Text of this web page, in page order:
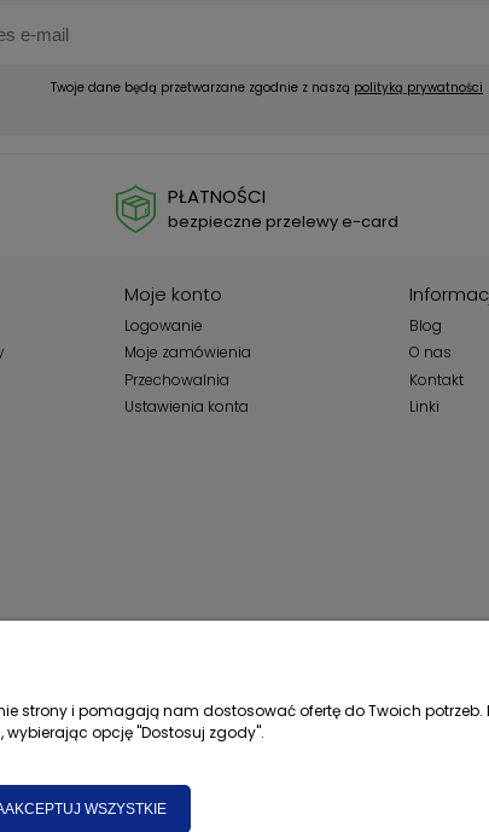
Twoje dane będą przetwarzane zgodnie z naszą polityką prywatności
PŁATNOŚCI
bezpieczne przelewy e-card
Moje konto
Logowanie
Moje zamówienia
Przechowalnia
Ustawienia konta
Blog
O nas
Kontakt
Linki
strony i pomagają nam dostosować ofertę do Twoich
opcję "Dostosuj zgody".
WSZYSTKIE